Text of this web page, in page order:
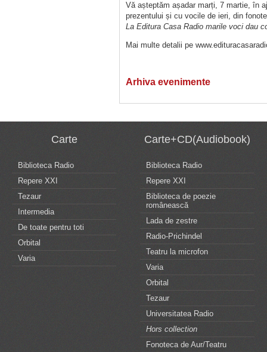
Vă așteptăm așadar marți, 7 martie, în
prezentului și cu vocile de ieri, din
La Editura Casa Radio marile voci dau
Mai multe detalii pe
Arhiva evenimente
Carte
Biblioteca Radio
Repere XXI
Tezaur
Intermedia
De toate pentru toti
Orbital
Varia
Carte+CD(Audiobook)
Biblioteca Radio
Repere XXI
Biblioteca de poezie
românească
Lada de zestre
Radio-Prichindel
Teatru la microfon
Varia
Orbital
Tezaur
Universitatea Radio
Hors collection
Fonoteca de Aur/Teatru